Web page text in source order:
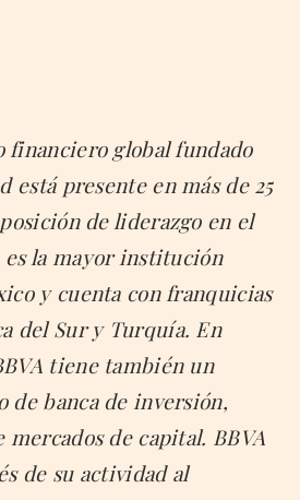
financiero global fundado
está presente en más de 25
de liderazgo en el
es la mayor institución
y cuenta con franquicias
del Sur y Turquía. En
tiene también un
de banca de inversión,
mercados de capital. BBVA
de su actividad al